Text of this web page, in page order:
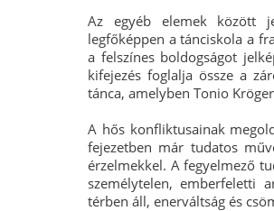
Az egyéb elemek között
legfőképpen a tánciskola a
a felszínes boldogságot
kifejezés foglalja össze a
tánca, amelyben Tonio
A hős konfliktusainak
fejezetben már tudatos
érzelmekkel. A fegyelmező
személytelen, emberfeletti
térben áll, enerváltság és